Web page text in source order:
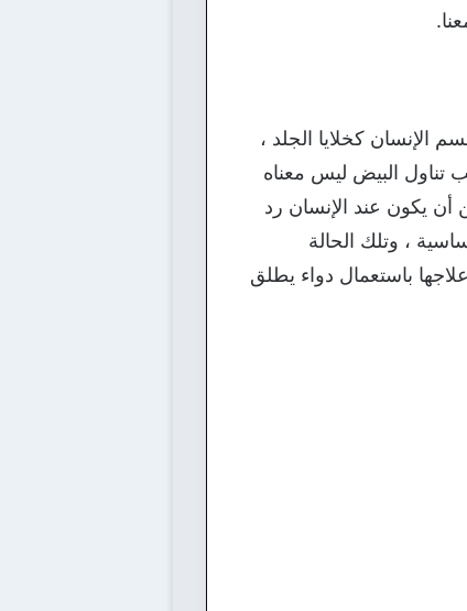
كخلايا الجلد ،
تناول البيض ليس معناه
يكون عند الإنسان رد
، وتلك الحالة
باستعمال دواء يطلق